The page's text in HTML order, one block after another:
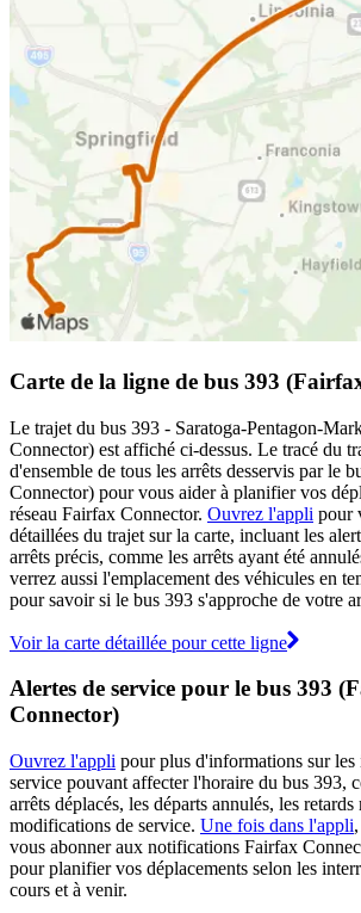
Carte de la ligne de bus 393
Le trajet du bus 393 - Saratoga-Pentagon-
Connector) est affiché ci-dessus. Le tracé du
d'ensemble de tous les arrêts desservis par le
Connector) pour vous aider à planifier vos
réseau Fairfax Connector. Ouvrez l'appli pour
détaillées du trajet sur la carte, incluant les
arrêts précis, comme les arrêts ayant été
verrez aussi l'emplacement des véhicules en
pour savoir si le bus 393 s'approche de votre
Voir la carte détaillée pour cette ligne
Alertes de service pour le bus 393
Connector)
Ouvrez l'appli pour plus d'informations sur les
service pouvant affecter l'horaire du bus 393,
arrêts déplacés, les départs annulés, les retards
modifications de service. Une fois dans l'appli
vous abonner aux notifications Fairfax
pour planifier vos déplacements selon les
cours et à venir.